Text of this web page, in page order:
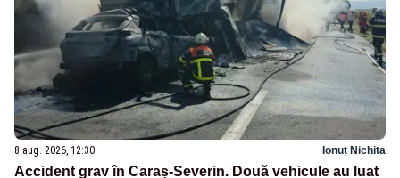
8 aug. 2026, 12:30 Ionuț Nichita
Accident grav în Caraș-Severin. Două vehicule au luat